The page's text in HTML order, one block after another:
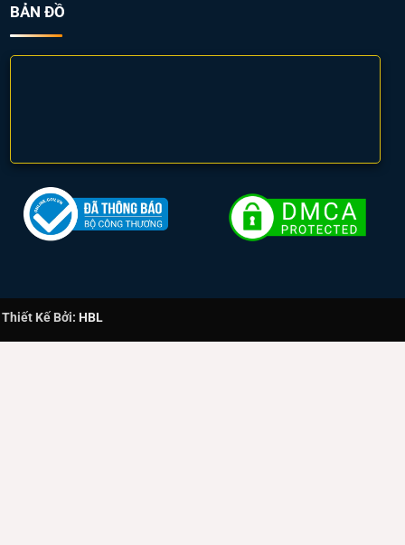
BẢN ĐỒ
Thiết Kế Bởi: HBL